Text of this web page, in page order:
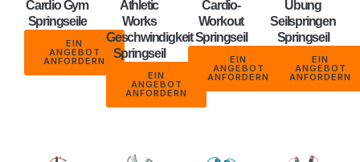
Cardio Gym
Springseile
EIN
ANGEBOT
ANFORDERN
Athletic
Works
Geschwindigkeit
Springseil
EIN
ANGEBOT
ANFORDERN
Cardio-
Workout
Springseil
EIN
ANGEBOT
ANFORDERN
Übung
Seilspringen
Springseil
EIN
ANGEBOT
ANFORDERN